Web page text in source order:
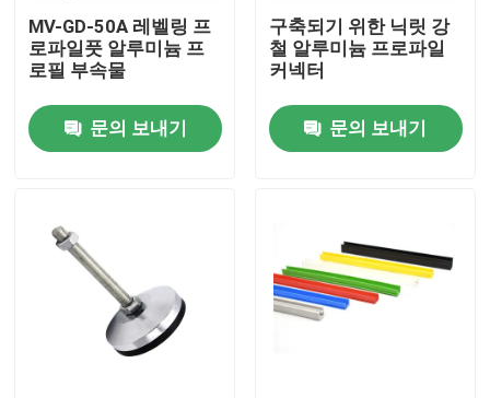
산업 알루미늄 단면도
구축 알루미늄 프로필
아노다이징 알루미늄 프로파일
주문 제작된 알루미늄 프로파일
MV-GD-50A 레벨링 프
로파일풋 알루미늄 프
로필 부속물
문의 보내기
구축되기 위한 닉릿 강
철 알루미늄 프로파일
커넥터
문의 보내기